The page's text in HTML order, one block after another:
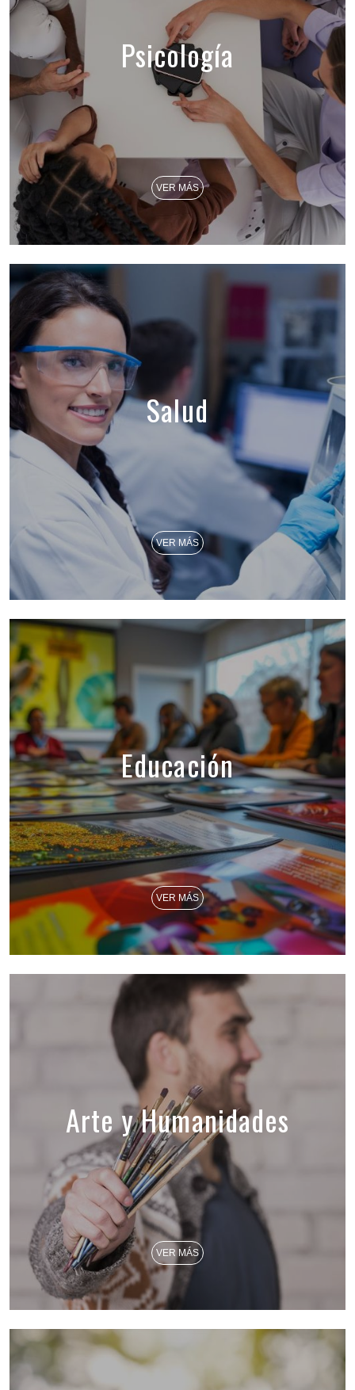
Psicología
VER MÁS
Salud
VER MÁS
Educación
VER MÁS
Arte y Humanidades
VER MÁS